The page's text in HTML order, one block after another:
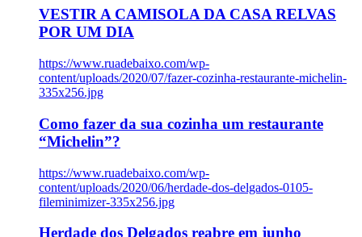
VESTIR A CAMISOLA DA CASA RELVAS
POR UM DIA
https://www.ruadebaixo.com/wp-
content/uploads/2020/07/fazer-cozinha-restaurante-michelin-
335x256.jpg
Como fazer da sua cozinha um restaurante
“Michelin”?
https://www.ruadebaixo.com/wp-
content/uploads/2020/06/herdade-dos-delgados-0105-
fileminimizer-335x256.jpg
Herdade dos Delgados reabre em junho